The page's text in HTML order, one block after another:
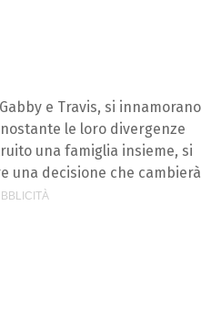
e Travis, si innamorano
le loro divergenze
una famiglia insieme, si
una decisione che cambierà